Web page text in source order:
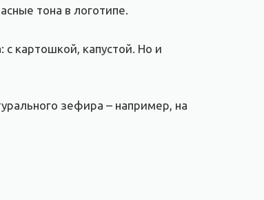
тона в логотипе.
картошкой, капустой. Но и
зефира – например, на